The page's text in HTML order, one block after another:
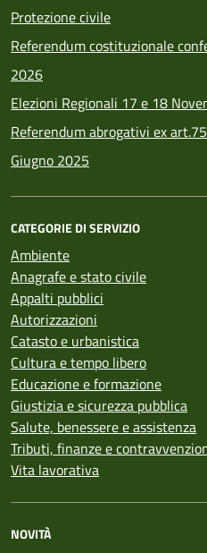
Protezione civile
Referendum costituzionale
2026
Elezioni Regionali 17 e 18
Referendum abrogativi ex
Giugno 2025
CATEGORIE DI SERVIZIO
Ambiente
Anagrafe e stato civile
Appalti pubblici
Autorizzazioni
Catasto e urbanistica
Cultura e tempo libero
Educazione e formazione
Giustizia e sicurezza pubblica
Salute, benessere e assistenza
Tributi, finanze e
Vita lavorativa
NOVITÀ